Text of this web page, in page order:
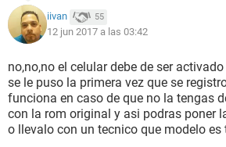
iivan 55
12 jun 2017 a las 03:42
no,no,no el celular debe de ser
se le puso la primera vez que se
funciona en caso de que no la tengas
con la rom original y asi podras poner
o llevalo con un tecnico que modelo es